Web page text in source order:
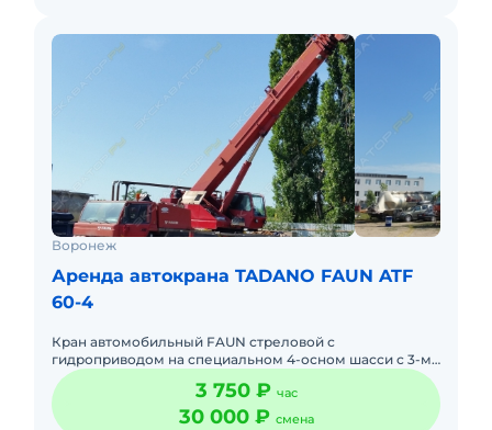
Воронеж
Аренда автокрана TADANO FAUN ATF
60-4
Кран автомобильный FAUN стреловой с
гидроприводом на специальном 4-осном шасси с 3-мя
ведущими мостами,грузоподъемностью 60 тонн,
длинна стрелы 40 метров, грузо
3 750 ₽ час
30 000 ₽ смена